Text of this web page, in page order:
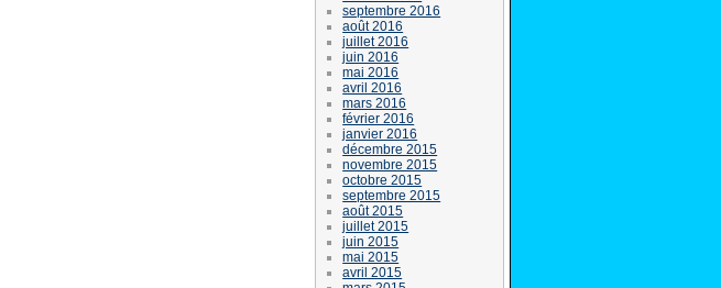
septembre 2016
août 2016
juillet 2016
juin 2016
mai 2016
avril 2016
mars 2016
février 2016
janvier 2016
décembre 2015
novembre 2015
octobre 2015
septembre 2015
août 2015
juillet 2015
juin 2015
mai 2015
avril 2015